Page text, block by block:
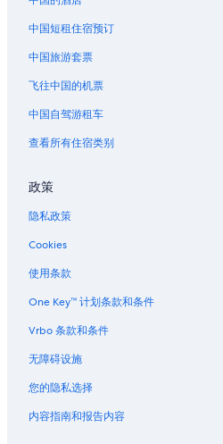
中国短租住宿预订
中国旅游套票
飞往中国的机票
中国自驾游租车
查看所有住宿类别
政策
隐私政策
Cookies
使用条款
One Key™ 计划条款和条件
Vrbo 条款和条件
无障碍设施
您的隐私选择
内容指南和报告内容